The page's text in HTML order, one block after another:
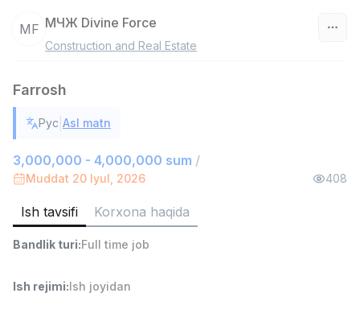
6,000,000 - 15,000,000 sum
/
Ish joyidan
Ombor yordamchisi
4,280,000 sum/
Full time job
Ish joyidan
МF МЧЖ Divine Force
Construction and Real Estate
Farrosh
Рус Asl matn
3,000,000 - 4,000,000 sum /
Muddat 20 Iyul, 2026 408
Ish tavsifi Korxona haqida
Bandlik turi:Full time job
Ish rejimi:Ish joyidan